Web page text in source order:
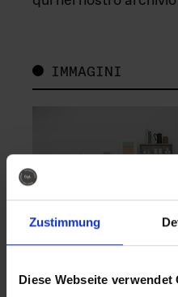
Zustimmung
Diese Webseite verwendet
IMMAGINI